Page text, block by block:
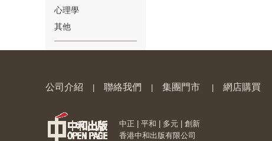
⑳
心理學
其他
公司介紹 聯絡我們 集團門市 網店購買
中正 | 平和 | 多元 | 創新
香港中和出版有限公司